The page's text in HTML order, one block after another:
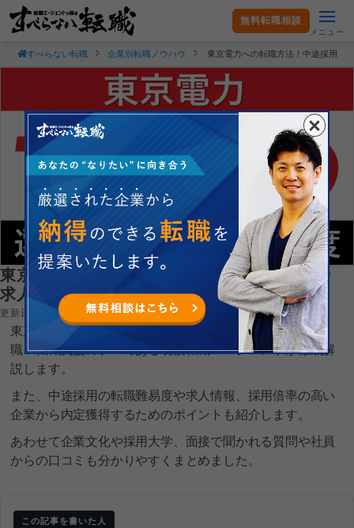
無料転職相談
メニュー
すべらない転職 企業別転職ノウハウ 東京電力への転職方法！中途採用の
東京電力への転職方法！中途採用の難易度や
求人情報を徹底解説！
更新日：2025.04.27
東京電力ホールディングス株式会社へ転職するコツを就
職・転職支援のプロである現役転職エージェントが徹底解
説します。
また、中途採用の転職難易度や求人情報、採用倍率の高い
企業から内定獲得するためのポイントも紹介します。
あわせて企業文化や採用大学、面接で聞かれる質問や社員
からの口コミも分かりやすくまとめました。
この記事を書いた人